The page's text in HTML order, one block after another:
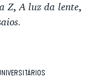
Z,A luz da lente,
.